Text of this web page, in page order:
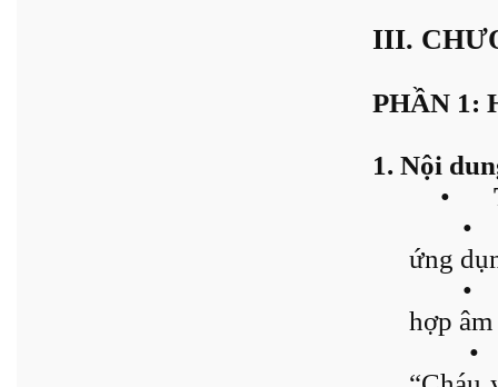
III.
PHẦN 1:
1. Nội
•
•
ứng
•
hợp
•